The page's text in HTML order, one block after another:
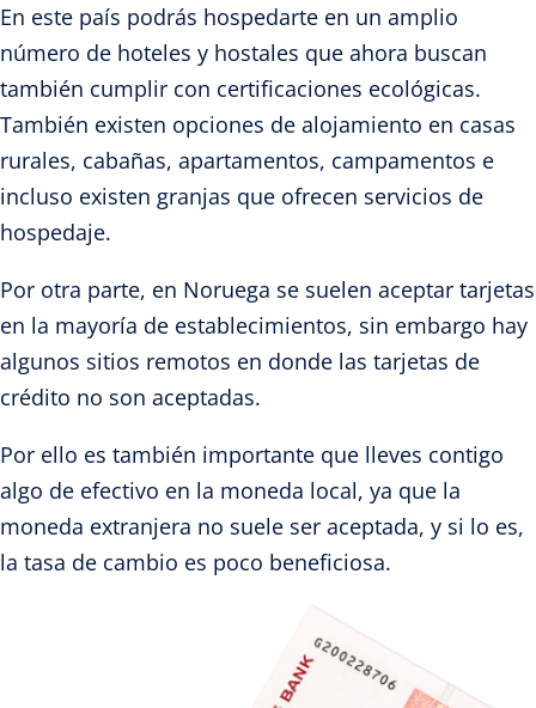
En este país podrás hospedarte en un amplio
número de hoteles y hostales que ahora buscan
también cumplir con certificaciones ecológicas.
También existen opciones de alojamiento en casas
rurales, cabañas, apartamentos, campamentos e
incluso existen granjas que ofrecen servicios de
hospedaje.
Por otra parte, en Noruega se suelen aceptar tarjetas
en la mayoría de establecimientos, sin embargo hay
algunos sitios remotos en donde las tarjetas de
crédito no son aceptadas.
Por ello es también importante que lleves contigo
algo de efectivo en la moneda local, ya que la
moneda extranjera no suele ser aceptada, y si lo es,
la tasa de cambio es poco beneficiosa.